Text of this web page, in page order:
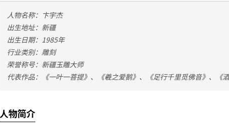
人物名称：卞宇杰
出生地址：新疆
出生日期：1985年
行业类别：雕刻
荣誉称号：新疆玉雕大师
代表作品：《一叶一菩提》、《羲之爱鹅》、《足行千里觅佛音》、《
人物简介